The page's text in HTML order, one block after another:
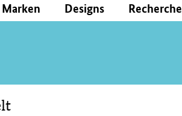
Marken Designs Recherche